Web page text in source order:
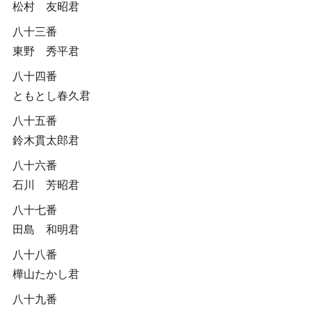
松村 友昭君
八十三番
東野 秀平君
八十四番
ともとし春久君
八十五番
鈴木貫太郎君
八十六番
石川 芳昭君
八十七番
田島 和明君
八十八番
樺山たかし君
八十九番